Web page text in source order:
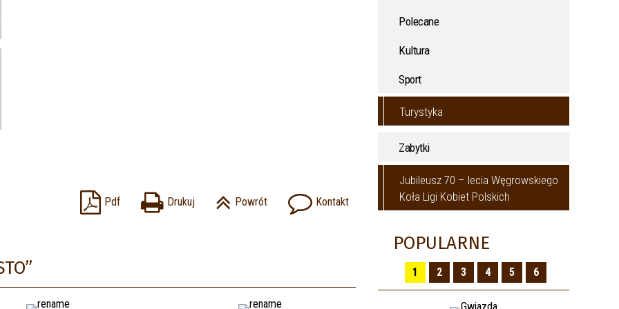
Pdf Drukuj Powrót Kontakt
Polecane
Kultura
Sport
Turystyka
Zabytki
Jubileusz 70 – lecia Węgrowskiego
Koła Ligi Kobiet Polskich
POPULARNE
1 2 3 4 5 6